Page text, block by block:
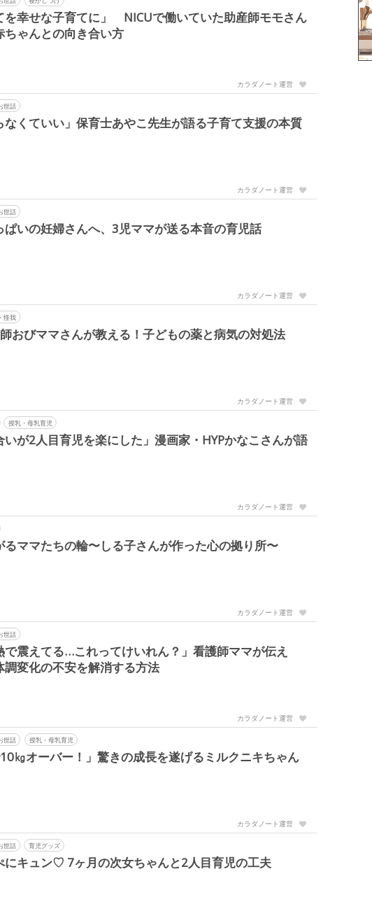
を幸せな子育てに」 NICUで働いていた助産師モモさん
ちゃんとの向き合い方
カラダノート運営
世話
なくていい」保育士あやこ先生が語る子育て支援の本質
カラダノート運営
世話
ぱいの妊婦さんへ、3児ママが送る本音の育児話
カラダノート運営
怪我
おびママさんが教える！子どもの薬と病気の対処法
カラダノート運営
授乳・母乳育児
いが2人目育児を楽にした」漫画家・HYPかなこさんが語
カラダノート運営
るママたちの輪〜しる子さんが作った心の拠り所〜
カラダノート運営
世話
で震えてる…これってけいれん？」看護師ママが伝え
調変化の不安を解消する方法
カラダノート運営
世話 授乳・母乳育児
10㎏オーバー！」驚きの成長を遂げるミルクニキちゃん
カラダノート運営
世話 育児グッズ
にキュン♡ 7ヶ月の次女ちゃんと2人目育児の工夫